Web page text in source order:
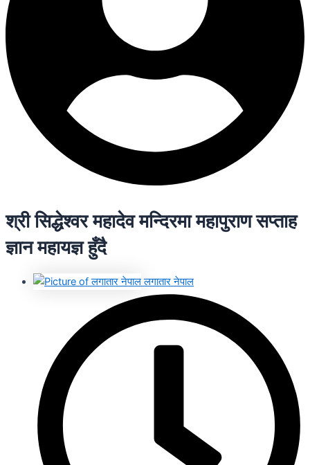
श्री सिद्धेश्वर महादेव मन्दिरमा महापुराण सप्ताह
ज्ञान महायज्ञ हुँदै
लगातार नेपाल